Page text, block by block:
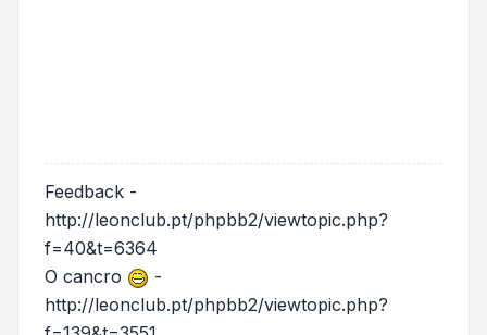
Feedback -
http://leonclub.pt/phpbb2/viewtopic.php?
f=40&t=6364
O cancro
-
http://leonclub.pt/phpbb2/viewtopic.php?